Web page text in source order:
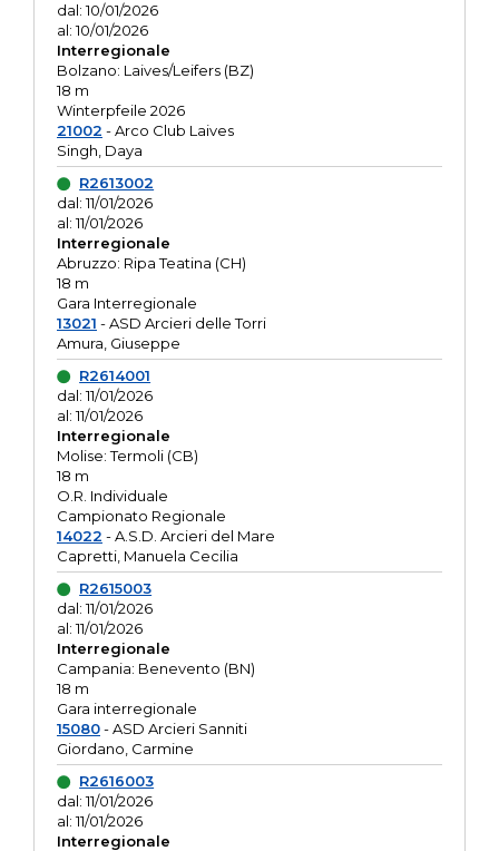
dal: 10/01/2026
al: 10/01/2026
Interregionale
Bolzano: Laives/Leifers (BZ)
18 m
Winterpfeile 2026
21002 - Arco Club Laives
Singh, Daya
R2613002
dal: 11/01/2026
al: 11/01/2026
Interregionale
Abruzzo: Ripa Teatina (CH)
18 m
Gara Interregionale
13021 - ASD Arcieri delle Torri
Amura, Giuseppe
R2614001
dal: 11/01/2026
al: 11/01/2026
Interregionale
Molise: Termoli (CB)
18 m
O.R. Individuale
Campionato Regionale
14022 - A.S.D. Arcieri del Mare
Capretti, Manuela Cecilia
R2615003
dal: 11/01/2026
al: 11/01/2026
Interregionale
Campania: Benevento (BN)
18 m
Gara interregionale
15080- ASD Arcieri Sanniti
Giordano, Carmine
R2616003
dal: 11/01/2026
al: 11/01/2026
Interregionale